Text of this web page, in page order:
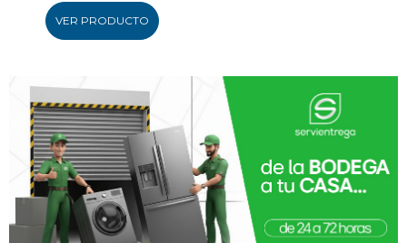
VER PRODUCTO